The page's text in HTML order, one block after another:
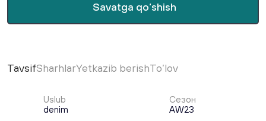
Savatga qo‘shish
TavsifSharhlarYetkazib berishTo‘lov
Uslub
denim
Сезон
AW23